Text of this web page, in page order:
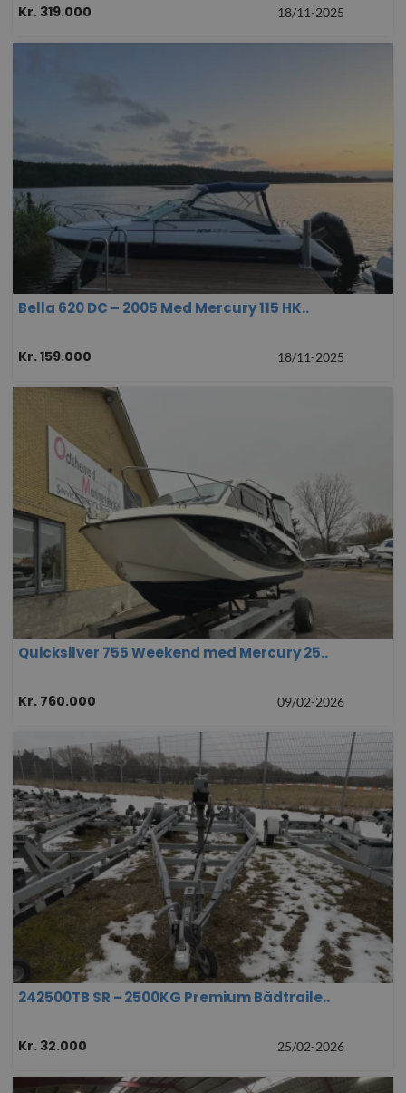
Kr. 319.000 18/11-2025
Bella 620 DC – 2005 Med Mercury 115 HK..
Kr. 159.000 18/11-2025
Quicksilver 755 Weekend med Mercury 25..
Kr. 760.000 09/02-2026
242500TB SR - 2500KG Premium Bådtraile..
Kr. 32.000 25/02-2026